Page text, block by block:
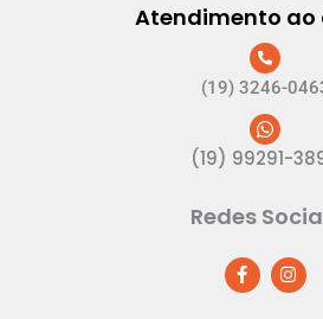
Atendimento ao
(19) 3246-
(19) 99291-
Redes
F
a
c
I
n
s